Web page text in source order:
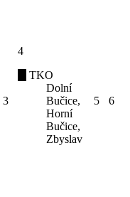
3
4
TKO
Dolní
Bučice,
Horní
Bučice,
Zbyslav
5 6